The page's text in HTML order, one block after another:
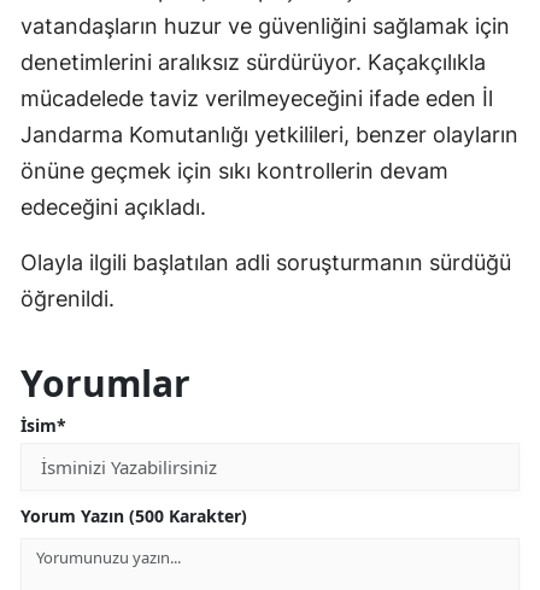
vatandaşların huzur ve güvenliğini sağlamak için
denetimlerini aralıksız sürdürüyor. Kaçakçılıkla
mücadelede taviz verilmeyeceğini ifade eden İl
Jandarma Komutanlığı yetkilileri, benzer olayların
önüne geçmek için sıkı kontrollerin devam
edeceğini açıkladı.
Olayla ilgili başlatılan adli soruşturmanın sürdüğü
öğrenildi.
Yorumlar
İsim*
Yorum Yazın (500 Karakter)